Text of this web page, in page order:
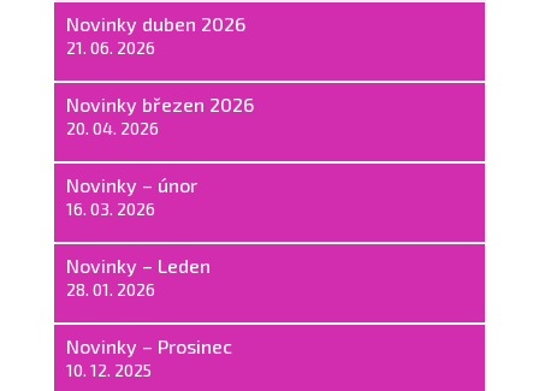
Novinky duben 2026
21. 06. 2026
Novinky březen 2026
20. 04. 2026
Novinky – únor
16. 03. 2026
Novinky – Leden
28. 01. 2026
Novinky – Prosinec
10. 12. 2025